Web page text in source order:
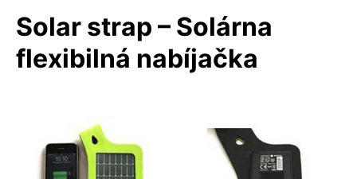
Solar strap – Solárna
flexibilná nabíjačka